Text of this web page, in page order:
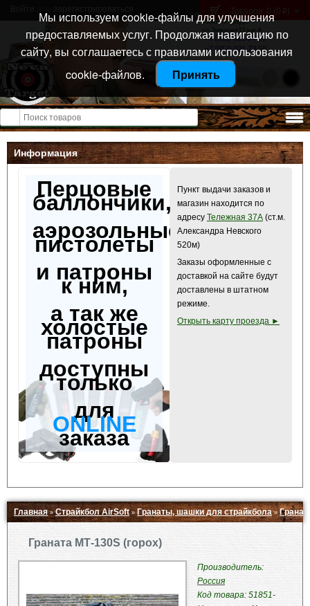
Санкт-Петербург
ул. Тележная 37 лит А
+7 (911) 021-04-08
+7 (812) 921-73-50
Товаров: 0 (0 p )
Открыть меню
Информация
Перцовые
баллончики,
аэрозольные
пистолеты
и патроны
к ним,
а так же
холостые
патроны
доступны
только
для
ONLINE
заказа
Пункт выдачи заказов и
магазин находится по
адресу Тележная 37А (ст.м.
Александра Невского
520м)
Заказы оформленные с
доставкой на сайте будут
доставлены в штатном
режиме.
Открыть карту проезда ►
Главная»Страйкбол AirSoft » Гранаты, шашки для страйкбола»
Граната МТ-130S (горох)
Производитель:
Россия
Код товара: 51851-
Мы используем cookie-файлы для улучшения
предоставляемых услуг. Продолжая навигацию по
сайту, вы соглашаетесь с правилами использования
cookie-файлов.
Принять